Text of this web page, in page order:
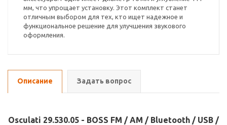
мм, что упрощает установку. Этот комплект станет
отличным выбором для тех, кто ищет надежное и
функциональное решение для улучшения звукового
оформления.
Описание Задать вопрос
Osculati 29.530.05 - BOSS FM / AM / Bluetooth / USB /